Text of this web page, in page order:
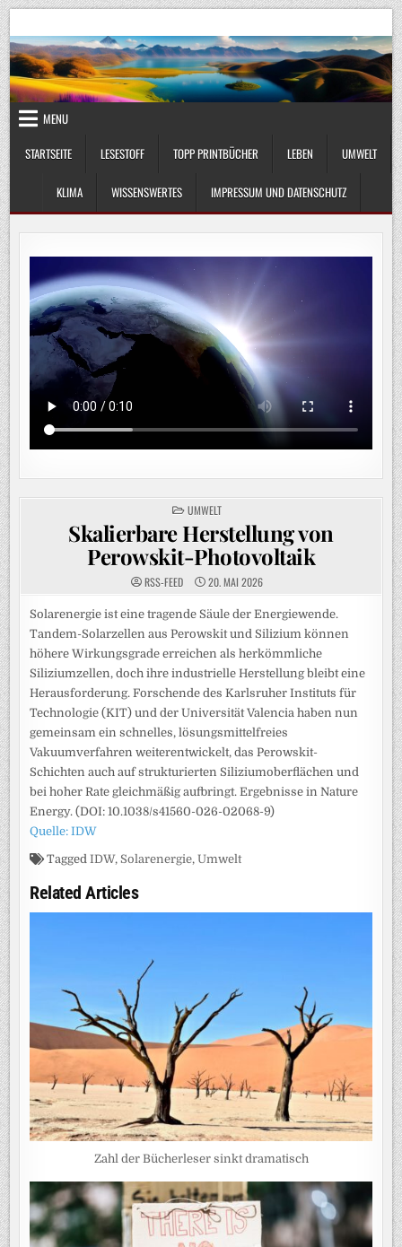
Skip
to
content
UmweltKlima.com
MENU
STARTSEITE
LESESTOFF TOPP PRINTBÜCHER LEBEN UMWELT
KLIMA WISSENSWERTES IMPRESSUM UND DATENSCHUTZ
POSTED
IN
UMWELT
Skalierbare Herstellung von
Perowskit-Photovoltaik
RSS-FEED 20. MAI 2026
Solarenergie ist eine tragende Säule der Energiewende.
Tandem-Solarzellen aus Perowskit und Silizium können
höhere Wirkungsgrade erreichen als herkömmliche
Siliziumzellen, doch ihre industrielle Herstellung bleibt eine
Herausforderung. Forschende des Karlsruher Instituts für
Technologie (KIT) und der Universität Valencia haben nun
gemeinsam ein schnelles, lösungsmittelfreies
Vakuumverfahren weiterentwickelt, das Perowskit-
Schichten auch auf strukturierten Siliziumoberflächen und
bei hoher Rate gleichmäßig aufbringt. Ergebnisse in Nature
Energy. (DOI: 10.1038/s41560-026-02068-9)
Quelle: IDW
TaggedIDW, Solarenergie,Umwelt
Related Articles
Zahl der Bücherleser sinkt dramatisch